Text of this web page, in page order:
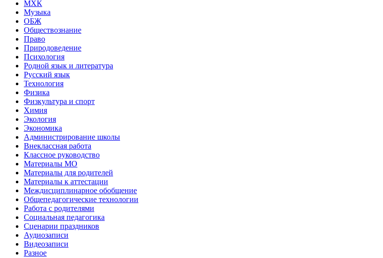
МХК
Музыка
ОБЖ
Обществознание
Право
Природоведение
Психология
Родной язык и литература
Русский язык
Технология
Физика
Физкультура и спорт
Химия
Экология
Экономика
Администрирование школы
Внеклассная работа
Классное руководство
Материалы МО
Материалы для родителей
Материалы к аттестации
Междисциплинарное обобщение
Общепедагогические технологии
Работа с родителями
Социальная педагогика
Сценарии праздников
Аудиозаписи
Видеозаписи
Разное